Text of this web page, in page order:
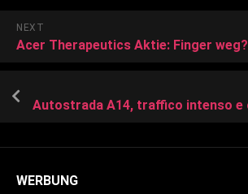
NEXT
Acer Therapeutics Aktie: Finger weg?
WERBUNG